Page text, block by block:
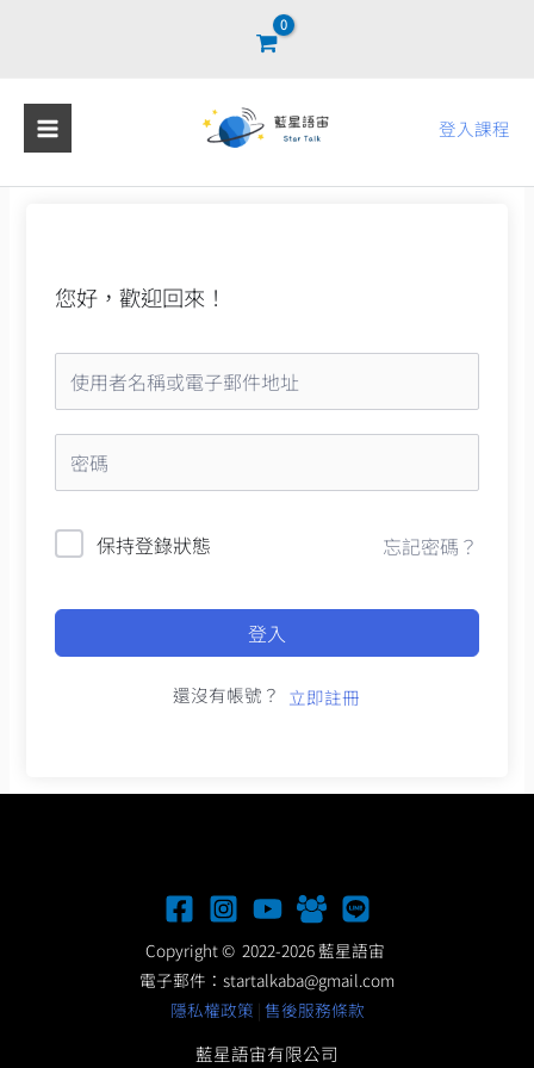
登入課程
您好，歡迎回來！
保持登錄狀態 忘記密碼？
登入
還沒有帳號？ 立即註冊
Copyright © 2022-2026 藍星語宙
電子郵件： startalkaba@gmail.com
隱私權政策 | 售後服務條款
藍星語宙有限公司